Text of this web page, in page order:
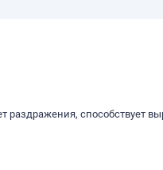
раздражения, способствует